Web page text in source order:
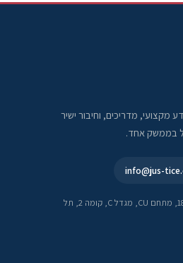
מדריכים, וחיבור ישיר
בממשק אחד.
רחוב ראול ולנברג 18, מתחם CU, מגדל C, קומה 2, תל